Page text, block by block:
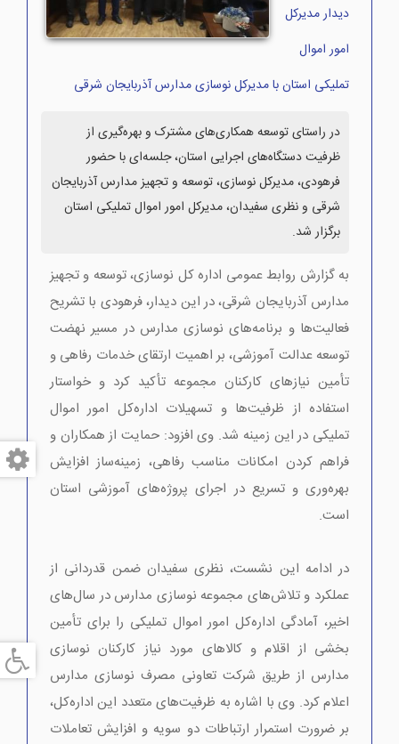
دیدار مدیرکل
امور اموال
تملیکی استان با مدیرکل نوسازی مدارس آذربایجان شرقی
در راستای توسعه همکاری‌های مشترک و بهره‌گیری از
ظرفیت دستگاه‌های اجرایی استان، جلسه‌ای با حضور
فرهودی، مدیرکل نوسازی، توسعه و تجهیز مدارس آذربایجان
شرقی و نظری سفیدان، مدیرکل امور اموال تملیکی استان
برگزار شد.
به گزارش روابط عمومی اداره کل نوسازی، توسعه و تجهیز
مدارس آذربایجان شرقی، در این دیدار، فرهودی با تشریح
فعالیت‌ها و برنامه‌های نوسازی مدارس در مسیر نهضت
توسعه عدالت آموزشی، بر اهمیت ارتقای خدمات رفاهی و
تأمین نیازهای کارکنان مجموعه تأکید کرد و خواستار
استفاده از ظرفیت‌ها و تسهیلات اداره‌کل امور اموال
تملیکی در این زمینه شد. وی افزود: حمایت از همکاران و
فراهم کردن امکانات مناسب رفاهی، زمینه‌ساز افزایش
بهره‌وری و تسریع در اجرای پروژه‌های آموزشی استان
است.
در ادامه این نشست، نظری سفیدان ضمن قدردانی از
عملکرد و تلاش‌های مجموعه نوسازی مدارس در سال‌های
اخیر، آمادگی اداره‌کل امور اموال تملیکی را برای تأمین
بخشی از اقلام و کالاهای مورد نیاز کارکنان نوسازی
مدارس از طریق شرکت تعاونی مصرف نوسازی مدارس
اعلام کرد. وی با اشاره به ظرفیت‌های متعدد این اداره‌کل،
بر ضرورت استمرار ارتباطات دو سویه و افزایش تعاملات